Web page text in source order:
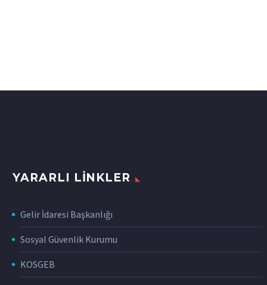
YARARLI LINKLER
Gelir İdaresi Başkanlığı
Sosyal Güvenlik Kurumu
KOSGEB